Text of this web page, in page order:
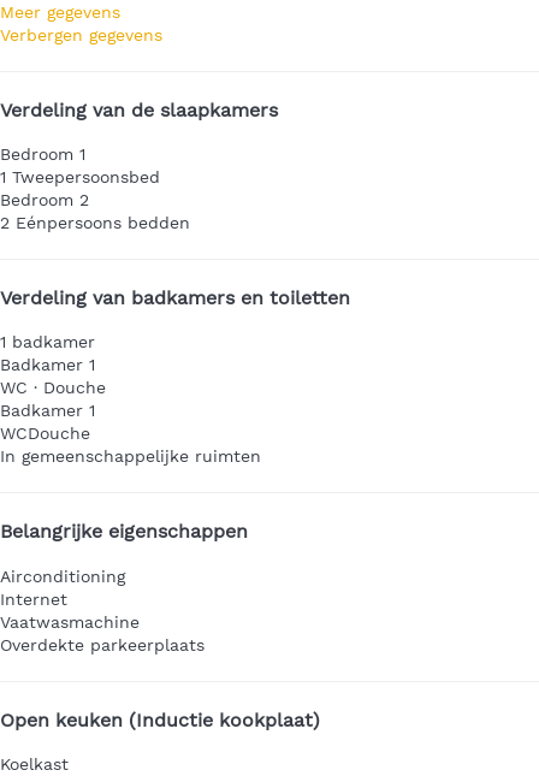
Meer gegevens
Verbergen gegevens
Verdeling van de slaapkamers
Bedroom 1
1 Tweepersoonsbed
Bedroom 2
2 Eénpersoons bedden
Verdeling van badkamers en toiletten
1 badkamer
Badkamer 1
WC · Douche
Badkamer 1
WCDouche
In gemeenschappelijke ruimten
Belangrijke eigenschappen
Airconditioning
Internet
Vaatwasmachine
Overdekte parkeerplaats
Open keuken (Inductie kookplaat)
Koelkast